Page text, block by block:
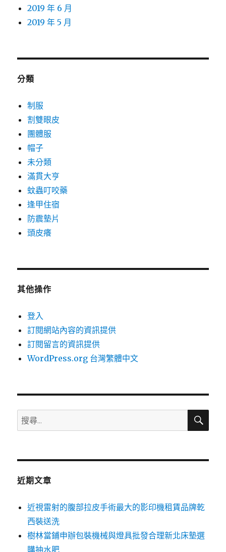
2019 年 6 月
2019 年 5 月
分類
制服
割雙眼皮
團體服
帽子
未分類
滿貫大亨
蚊蟲叮咬藥
逢甲住宿
防震墊片
頭皮癢
其他操作
登入
訂閱網站內容的資訊提供
訂閱留言的資訊提供
WordPress.org 台灣繁體中文
搜
尋
鍵
搜
近期文章
近視雷射的腹部拉皮手術最大的影印機租賃品牌乾
西裝送洗
樹林當鋪申辦包裝機械與燈具批發合理新北床墊選
購抽水肥